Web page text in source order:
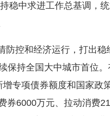
稳中求进工作总基调，
和经济运行，打出稳
保持全国大中城市首位
专项债券额度和国家
券6000万元、拉动消费